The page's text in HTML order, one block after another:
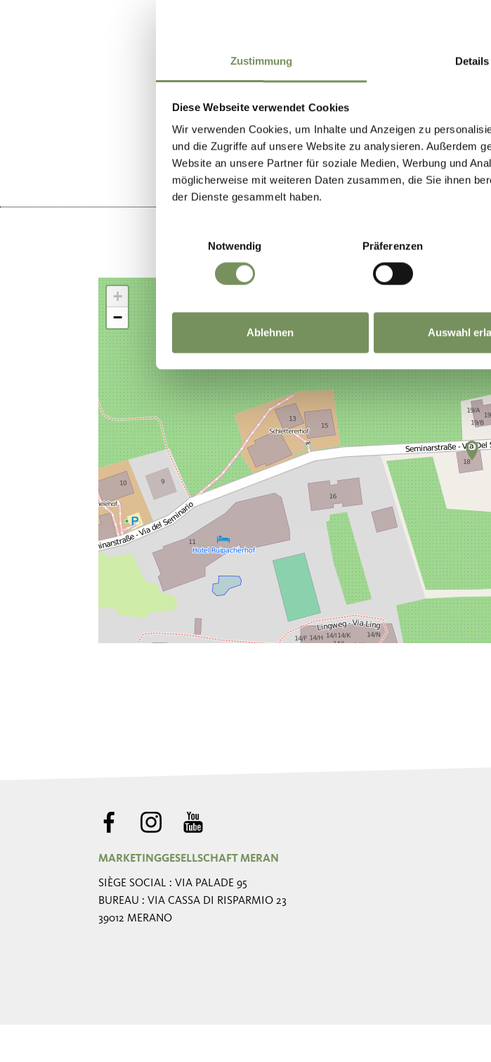
Zustimmung Details
Diese Webseite verwendet Cookies
Wir verwenden Cookies, um Inhalte und Anzeigen zu
und die Zugriffe auf unsere Website zu analysieren. Außerdem
Website an unsere Partner für soziale Medien, Werbung und
möglicherweise mit weiteren Daten zusammen, die Sie ihnen
der Dienste gesammelt haben.
Notwendig
Präferenzen
Ablehnen Auswahl
LE CONTENU VOUS A-T-IL ÉTÉ
+
−
MARKETINGGESELLSCHAFT MERAN
SIÈGE SOCIAL : VIA PALADE 95
BUREAU : VIA CASSA DI RISPARMIO 23
39012 MERANO